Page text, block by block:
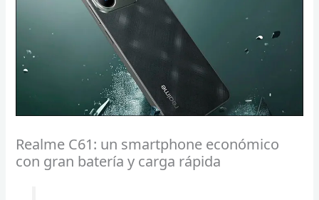
Realme C61: un smartphone económico
con gran batería y carga rápida